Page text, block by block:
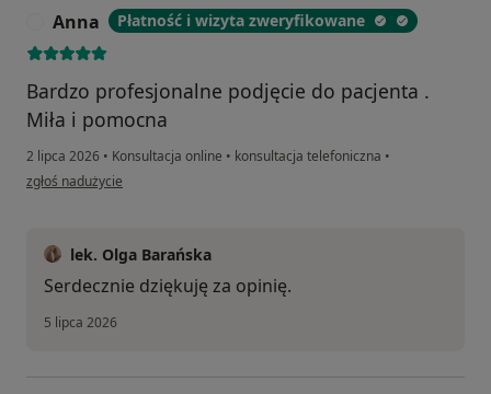
Anna Płatność i wizyta zweryfikowane
Bardzo profesjonalne podjęcie do pacjenta .
Miła i pomocna
2 lipca 2026 • Konsultacja online • konsultacja telefoniczna •
w opinii użytkownika Anna
zgłoś nadużycie
lek. Olga Barańska
Serdecznie dziękuję za opinię.
5 lipca 2026